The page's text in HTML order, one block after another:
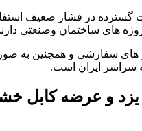
گسترده در فشار ضعیف
های ساختمان وصنعتی
های سفارشی و همچنین به
سراسر ایران است.
و عرضه کابل